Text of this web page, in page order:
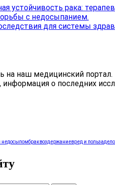
устойчивость рака:
с недосыпанием.
для системы
на наш медицинский портал.
о последних
недосыпомбраквоздержаниевред и пользадело